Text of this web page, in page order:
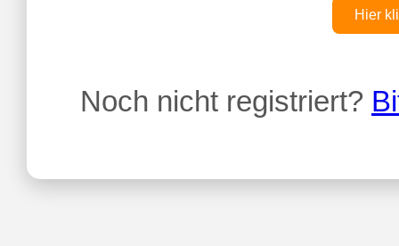
Hier
Noch nicht registriert?